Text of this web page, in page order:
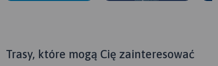
Trasy, które mogą Cię zainteresować